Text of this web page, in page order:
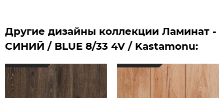
Другие дизайны коллекции Ламинат -
СИНИЙ / BLUE 8/33 4V / Kastamonu: